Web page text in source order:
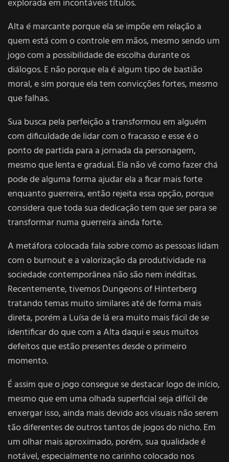
explorada em incontáveis títulos.
Alta é marcante porque ela se impõe em relação a
quem está com o controle em mãos, mesmo sendo um
jogo com a possibilidade de escolha durante os
diálogos. E não porque ela é algum tipo de bastião
moral, e sim porque ela tem convicções fortes, mesmo
que falhas.
Sua busca pela perfeição a transformou em alguém
com dificuldade de lidar com o fracasso e esse é o
ponto de partida para a jornada da personagem,
mesmo que lenta e gradual. Ela não vê como fazer chá
pode de alguma forma ajudar ela a ficar mais forte
enquanto guerreira, então rejeita essa opção, porque
considera que toda sua dedicação tem que ser para se
transformar numa guerreira ainda forte.
A metáfora colocada fala sobre como as pessoas lidam
com o burnout e a valorização da produtividade na
sociedade contemporânea não são nem inéditas.
Recentemente, tivemos Dungeons of Hinterberg
tratando temas muito similares até de forma mais
direta, porém a Luísa de lá era muito mais fácil de se
identificar do que com a Alta daqui e seus muitos
defeitos que estão presentes desde o primeiro
momento.
É assim que o jogo consegue se destacar logo de início,
mesmo que em uma olhada superficial seja difícil de
enxergar isso, ainda mais devido aos visuais não serem
tão diferentes de outros tantos de jogos do nicho. Em
um olhar mais aproximado, porém, sua qualidade é
notável, especialmente no carinho colocado nos